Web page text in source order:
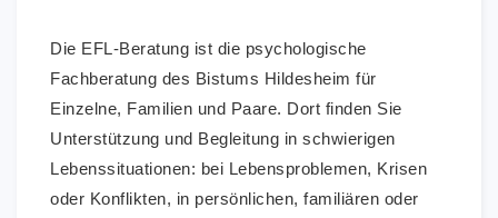
Die EFL-Beratung ist die psychologische
Fachberatung des Bistums Hildesheim für
Einzelne, Familien und Paare. Dort finden Sie
Unterstützung und Begleitung in schwierigen
Lebenssituationen: bei Lebensproblemen, Krisen
oder Konflikten, in persönlichen, familiären oder